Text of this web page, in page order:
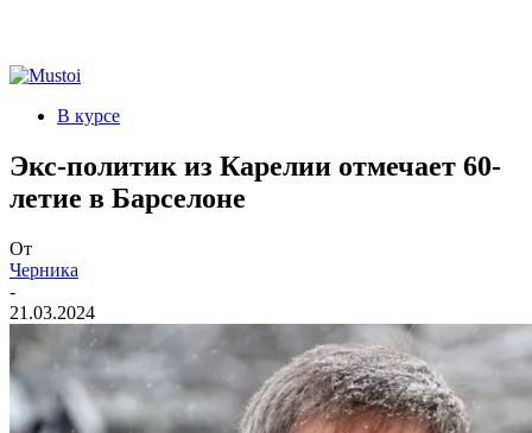
В курсе
Экс-политик из Карелии отмечает 60-
летие в Барселоне
От
Черника
-
21.03.2024